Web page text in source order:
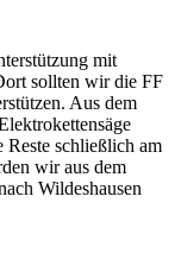
mit
sollten wir die FF
Aus dem
Reste schließlich am
wir aus dem
Wildeshausen